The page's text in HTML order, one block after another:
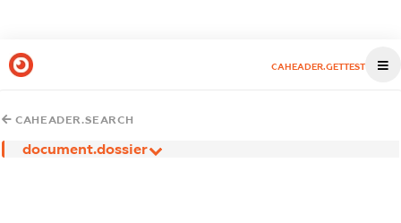
CAHEADER.GETTEST
CAHEADER.SEARCH
document.dossier